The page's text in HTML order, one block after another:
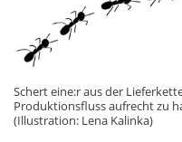
Schert eine:r aus der
Produktionsfluss aufrecht zu
(Illustration: Lena Kalinka)